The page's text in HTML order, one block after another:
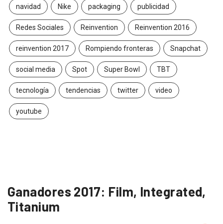
navidad Nike packaging publicidad
Redes Sociales Reinvention Reinvention 2016
reinvention 2017 Rompiendo fronteras Snapchat
social media Spot Super Bowl TBT
tecnología tendencias twitter video
youtube
Ganadores 2017: Film, Integrated,
Titanium